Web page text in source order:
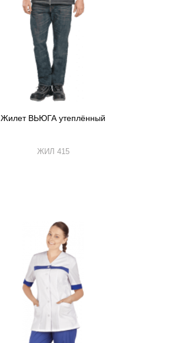
Жилет ВЬЮГА утеплённый
ЖИЛ 415